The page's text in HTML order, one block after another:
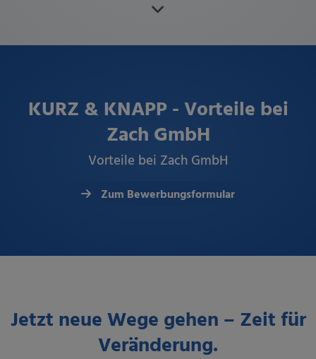
KURZ & KNAPP - Vorteile bei
Zach GmbH
Vorteile bei Zach GmbH
Zum Bewerbungsformular
Jetzt neue Wege gehen – Zeit für
Veränderung.